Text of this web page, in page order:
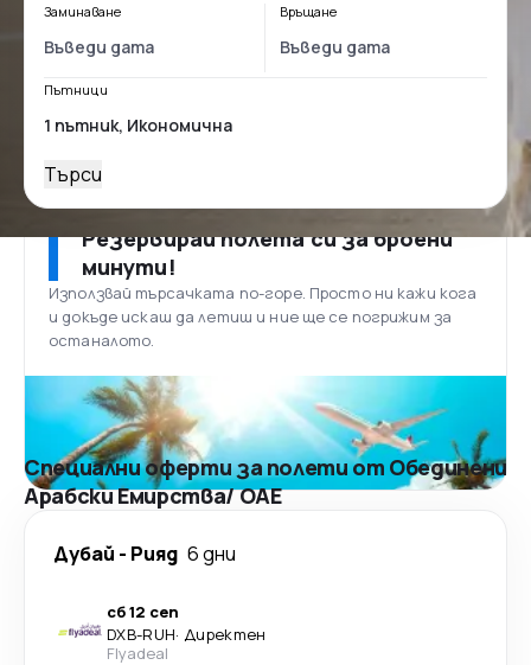
Заминаване Връщане
Пътници
Търси
Резервирай полета си за броени
минути!
Използвай търсачката по-горе. Просто ни кажи кога
и докъде искаш да летиш и ние ще се погрижим за
останалото.
Специални оферти за полети от Обединени
Арабски Емирства/ ОАЕ
Дубай - Рияд 6 дни
сб 12 сеп
DXB-RUH· Директен
Flyadeal